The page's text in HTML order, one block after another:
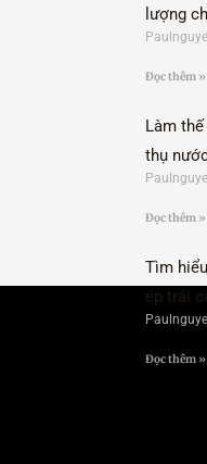
lượng
Đọc thêm »
Làm
thụ
Đọc thêm »
Tìm
ép trái
Đọc thêm »